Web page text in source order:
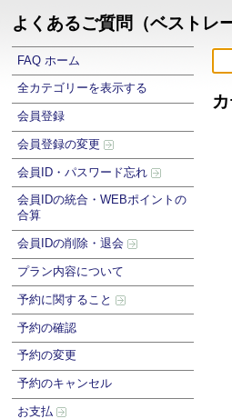
よくあるご質問（ベストレ
FAQ ホーム
全カテゴリーを表示する
会員登録
会員登録の変更
会員ID・パスワード忘れ
会員IDの統合・WEBポイントの
合算
会員IDの削除・退会
プラン内容について
予約に関すること
予約の確認
予約の変更
予約のキャンセル
お支払